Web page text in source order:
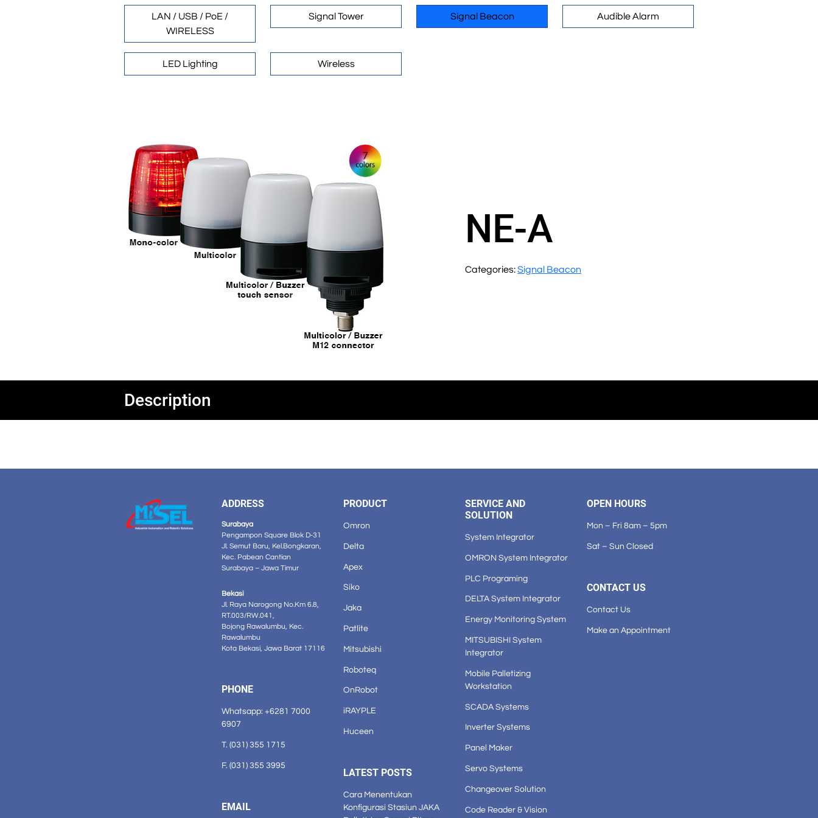
LAN / USB / PoE /
WIRELESS
Signal Tower Signal Beacon Audible Alarm
LED Lighting Wireless
NE-A
Categories:Signal Beacon
Description
ADDRESS
Surabaya
Pengampon Square Blok D-31
Jl. Semut Baru, Kel.Bongkaran,
Kec. Pabean Cantian
Surabaya – Jawa Timur
Bekasi
Jl. Raya Narogong No.Km 6.8,
RT.003/RW.041,
Bojong Rawalumbu, Kec.
Rawalumbu
Kota Bekasi, Jawa Barat 17116
PHONE
Whatsapp: +6281 7000
6907
T. (031) 355 1715
F. (031) 355 3995
EMAIL
PRODUCT
Omron
Delta
Apex
Siko
Jaka
Patlite
Mitsubishi
Roboteq
OnRobot
iRAYPLE
Huceen
LATEST POSTS
Cara Menentukan
Konfigurasi Stasiun JAKA
SERVICE AND
SOLUTION
System Integrator
OMRON System Integrator
PLC Programing
DELTA System Integrator
Energy Monitoring System
MITSUBISHI System
Integrator
Mobile Palletizing
Workstation
SCADA Systems
Inverter Systems
Panel Maker
Servo Systems
Changeover Solution
Code Reader & Vision
OPEN HOURS
Mon – Fri 8am – 5pm
Sat – Sun Closed
CONTACT US
Contact Us
Make an Appointment